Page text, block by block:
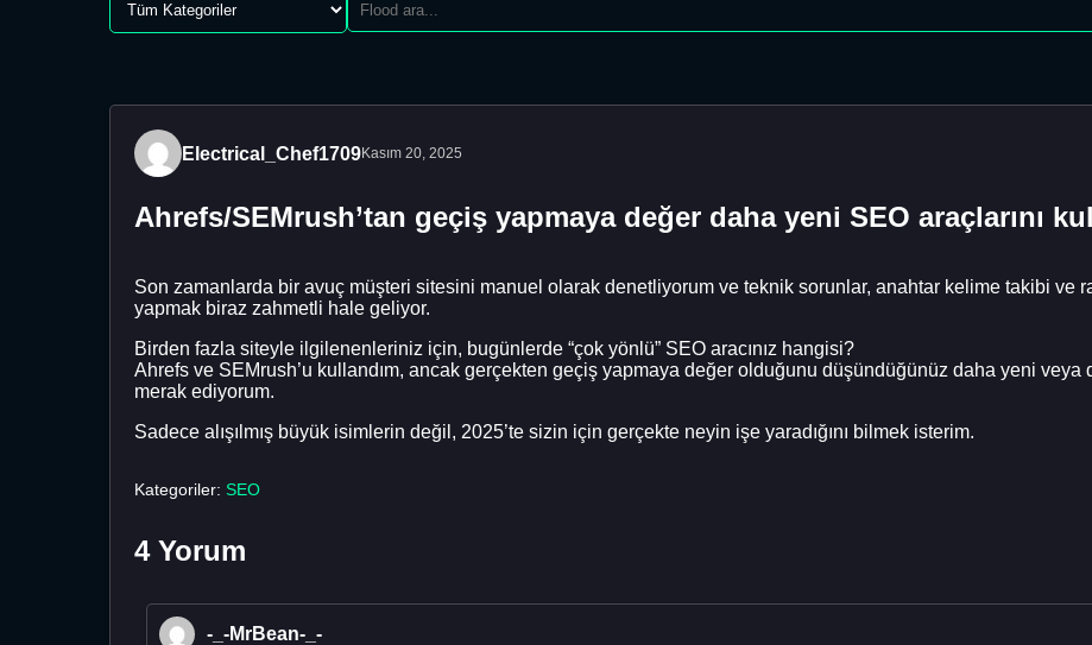
Electrical_Chef1709Kasım 20, 2025
Ahrefs/SEMrush’tan geçiş yapmaya değer daha yeni SEO araçlarını
Son zamanlarda bir avuç müşteri sitesini manuel olarak denetliyorum ve teknik sorunlar, anahtar kelime takibi ve
yapmak biraz zahmetli hale geliyor.
Birden fazla siteyle ilgilenenleriniz için, bugünlerde “çok yönlü” SEO aracınız hangisi?
Ahrefs ve SEMrush’u kullandım, ancak gerçekten geçiş yapmaya değer olduğunu düşündüğünüz daha yeni veya
merak ediyorum.
Sadece alışılmış büyük isimlerin değil, 2025’te sizin için gerçekte neyin işe yaradığını bilmek isterim.
Kategoriler: SEO
4 Yorum
-_-MrBean-_-